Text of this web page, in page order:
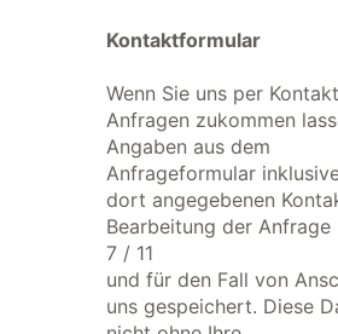
Kontaktformular
Wenn Sie uns per
Anfragen zukommen
Angaben aus dem
Anfrageformular
dort angegebenen
Bearbeitung der Anfrage
7 / 11
und für den Fall von
uns gespeichert. Diese